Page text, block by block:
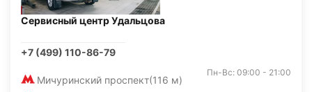
Сервисный центр Удальцова
+7 (499) 110-86-79
Мичуринский проспект(116 м)
Пн-Вс: 09:00 - 21:00